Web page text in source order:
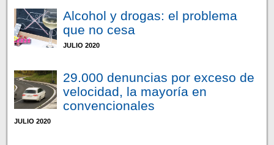
Alcohol y drogas: el problema
que no cesa
JULIO 2020
29.000 denuncias por exceso de
velocidad, la mayoría en
convencionales
JULIO 2020